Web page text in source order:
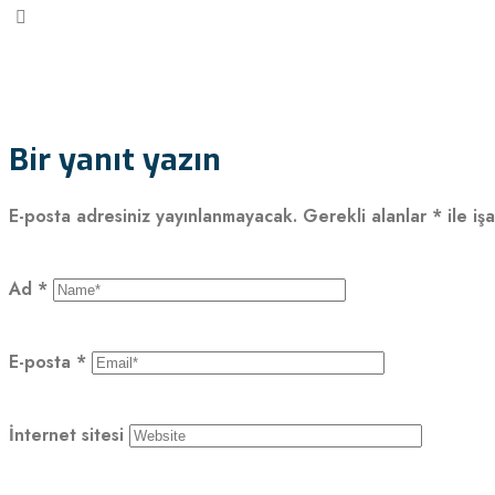
Bir yanıt yazın
E-posta adresiniz yayınlanmayacak. Gerekli alanlar * ile
Ad *
E-posta *
İnternet sitesi